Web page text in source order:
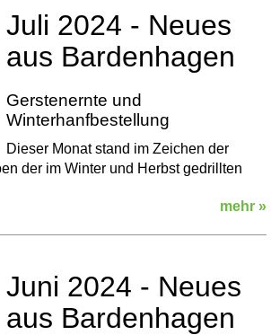
Juli 2024 - Neues
aus Bardenhagen
Gerstenernte und
Winterhanfbestellung
Dieser Monat stand im Zeichen der
der im Winter und Herbst gedrillten
mehr »
Juni 2024 - Neues
aus Bardenhagen